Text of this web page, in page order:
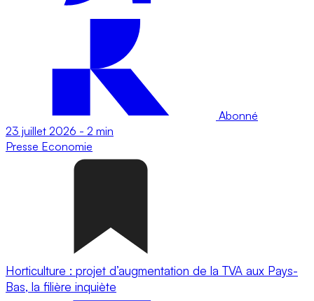
Abonné
23 juillet 2026 - 2 min
Presse Economie
Horticulture : projet d’augmentation de la TVA aux Pays-
Bas, la filière inquiète